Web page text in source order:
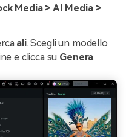
Media > AI Media >
ali. Scegli un modello
e clicca su Genera.